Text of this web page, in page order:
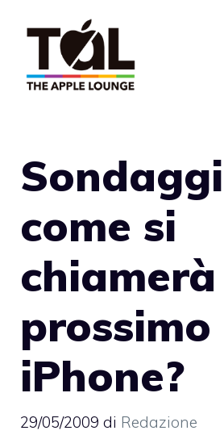
contenuto
come si
prossimo
iPhone?
29/05/2009 di Redazione